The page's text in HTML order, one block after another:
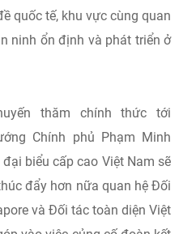
quốc tế, khu vực cùng quan
ninh ổn định và phát triển ở
thăm chính thức tới
Chính phủ Phạm Minh
biểu cấp cao Việt Nam sẽ
đẩy hơn nữa quan hệ Đối
và Đối tác toàn diện Việt